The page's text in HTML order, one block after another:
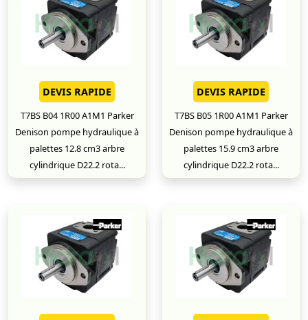
DEVIS RAPIDE
T7BS B04 1R00 A1M1 Parker
Denison pompe hydraulique à
palettes 12.8 cm3 arbre
cylindrique D22.2 rota...
DEVIS RAPIDE
T7BS B05 1R00 A1M1 Parker
Denison pompe hydraulique à
palettes 15.9 cm3 arbre
cylindrique D22.2 rota...